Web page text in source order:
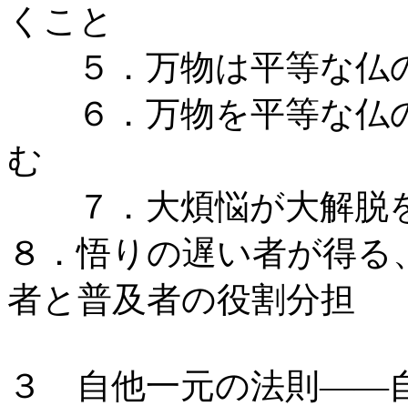
くこと
５．万物は平等な仏
６．万物を平等な仏
む
７．大煩悩が大解脱
８．悟りの遅い者が得
者と普及者の役割分担
３ 自他一元の法則――